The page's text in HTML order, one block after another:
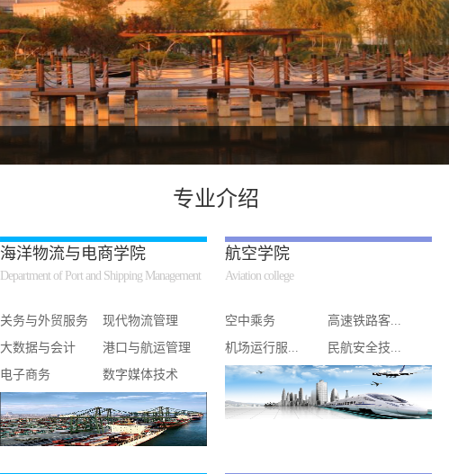
专业介绍
海洋物流与电商学院
Department of Port and Shipping Management
关务与外贸服务
现代物流管理
大数据与会计
港口与航运管理
电子商务
数字媒体技术
航空学院
Aviation college
空中乘务
高速铁路客...
机场运行服...
民航安全技...